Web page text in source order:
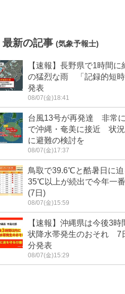
最新の記事 (気象予報士)
【速報】長野県で1時間に
の猛烈な雨 「記録的短時
発表
08/07(金)18:41
台風13号が再発達 非常
で沖縄・奄美に接近 状
に避難の検討を
08/07(金)17:37
鳥取で39.6℃と酷暑日に
35℃以上が続出で今年一
(7日)
08/07(金)15:59
【速報】沖縄県は今後3時
状降水帯発生のおそれ 7
分発表
08/07(金)15:29